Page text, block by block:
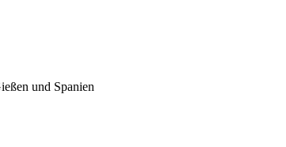
und Spanien